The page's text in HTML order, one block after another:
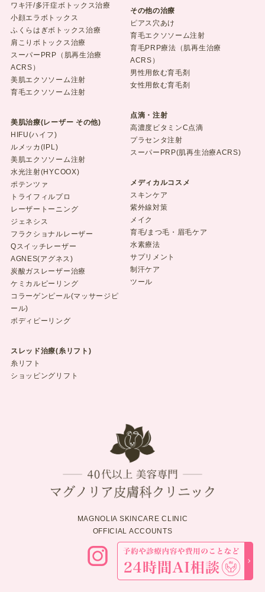
ワキ汗/多汗症ボトックス治療
小顔エラボトックス
ふくらはぎボトックス治療
肩こりボトックス治療
スーパーPRP（肌再生治療
ACRS）
美肌エクソソーム注射
育毛エクソソーム注射
美肌治療(レーザー その他)
HIFU(ハイフ)
ルメッカ(IPL)
美肌エクソソーム注射
水光注射(HYCOOX)
ポテンツァ
トライフィルプロ
レーザートーニング
ジェネシス
フラクショナルレーザー
Qスイッチレーザー
AGNES(アグネス)
炭酸ガスレーザー治療
ケミカルピーリング
コラーゲンピール(マッサージピ
ール)
ボディピーリング
スレッド治療(糸リフト)
糸リフト
ショッピングリフト
その他の治療
ピアス穴あけ
育毛エクソソーム注射
育毛PRP療法（肌再生治療
ACRS）
男性用飲む育毛剤
女性用飲む育毛剤
点滴・注射
高濃度ビタミンC点滴
プラセンタ注射
スーパーPRP(肌再生治療ACRS)
メディカルコスメ
スキンケア
紫外線対策
メイク
育毛/まつ毛・眉毛ケア
水素療法
サプリメント
制汗ケア
ツール
MAGNOLIA SKINCARE CLINIC
OFFICIAL ACCOUNTS